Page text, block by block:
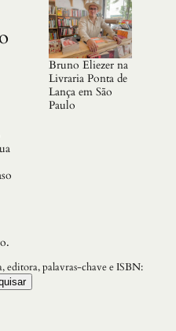
Bruno Eliezer na
Livraria Ponta de
Lança em São
Paulo
editora, palavras-chave e ISBN: